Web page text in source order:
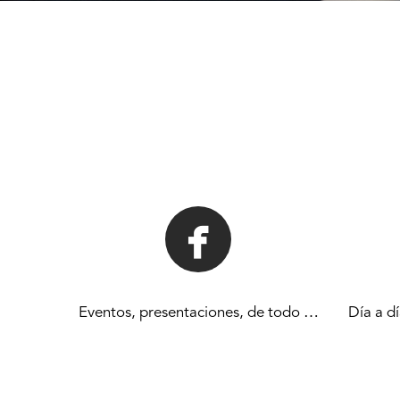
Eventos, presentaciones, de todo …
Día a